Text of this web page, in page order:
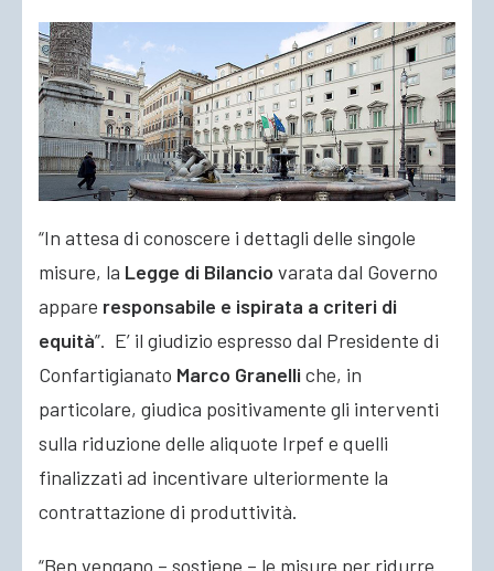
“In attesa di conoscere i dettagli delle singole
misure, la Legge di Bilancio varata dal Governo
appare responsabile e ispirata a criteri di
equità”. E’ il giudizio espresso dal Presidente di
Confartigianato Marco Granelli che, in
particolare, giudica positivamente gli interventi
sulla riduzione delle aliquote Irpef e quelli
finalizzati ad incentivare ulteriormente la
contrattazione di produttività.
“Ben vengano – sostiene – le misure per ridurre